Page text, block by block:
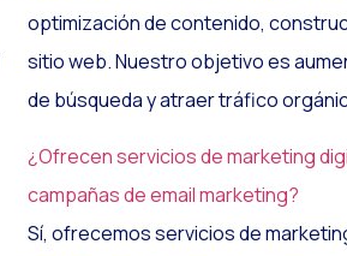
optimización de contenido,
sitio web. Nuestro objetivo es
de búsqueda y atraer tráfico
¿Ofrecen servicios de marketing
campañas de email marketing?
Sí, ofrecemos servicios de